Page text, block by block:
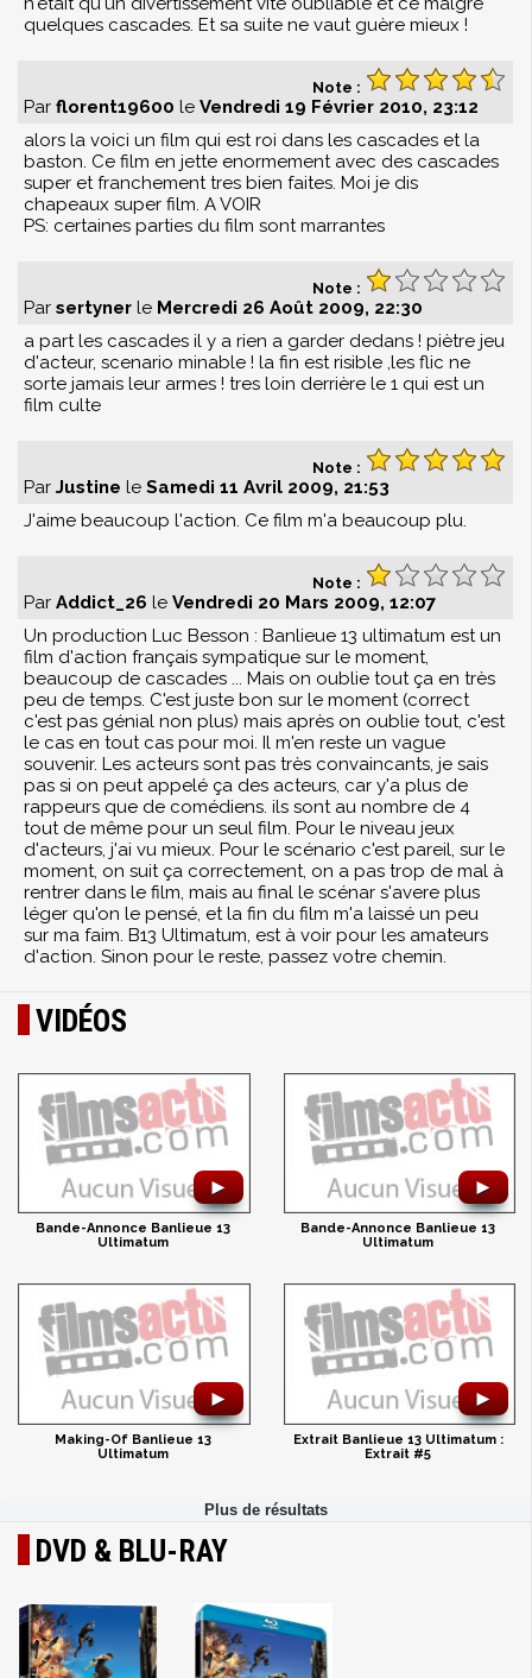
quelques cascades. Et sa suite ne vaut guère mieux !
Note :
Par florent19600 le Vendredi 19 Février 2010, 23:12
alors la voici un film qui est roi dans les cascades et la
baston. Ce film en jette enormement avec des cascades
super et franchement tres bien faites. Moi je dis
chapeaux super film. A VOIR
PS: certaines parties du film sont marrantes
Note :
Par sertyner le Mercredi 26 Août 2009, 22:30
a part les cascades il y a rien a garder dedans ! piètre jeu
d'acteur, scenario minable ! la fin est risible ,les flic ne
sorte jamais leur armes ! tres loin derrière le 1 qui est un
film culte
Note :
Par Justine le Samedi 11 Avril 2009, 21:53
J'aime beaucoup l'action. Ce film m'a beaucoup plu.
Note :
Par Addict_26 le Vendredi 20 Mars 2009, 12:07
Un production Luc Besson : Banlieue 13 ultimatum est un
film d'action français sympatique sur le moment,
beaucoup de cascades ... Mais on oublie tout ça en très
peu de temps. C'est juste bon sur le moment (correct
c'est pas génial non plus) mais après on oublie tout, c'est
le cas en tout cas pour moi. Il m'en reste un vague
souvenir. Les acteurs sont pas très convaincants, je sais
pas si on peut appelé ça des acteurs, car y'a plus de
rappeurs que de comédiens. ils sont au nombre de 4
tout de même pour un seul film. Pour le niveau jeux
d'acteurs, j'ai vu mieux. Pour le scénario c'est pareil, sur le
moment, on suit ça correctement, on a pas trop de mal à
rentrer dans le film, mais au final le scénar s'avere plus
léger qu'on le pensé, et la fin du film m'a laissé un peu
sur ma faim. B13 Ultimatum, est à voir pour les amateurs
d'action. Sinon pour le reste, passez votre chemin.
VIDÉOS
►
Bande-Annonce Banlieue 13
Ultimatum
►
Bande-Annonce Banlieue 13
Ultimatum
►
Making-Of Banlieue 13
Ultimatum
►
Extrait Banlieue 13 Ultimatum :
Extrait #5
DVD & BLU-RAY